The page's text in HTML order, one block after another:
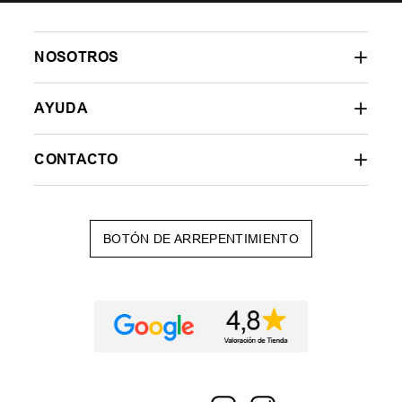
NOSOTROS
AYUDA
CONTACTO
BOTÓN DE ARREPENTIMIENTO